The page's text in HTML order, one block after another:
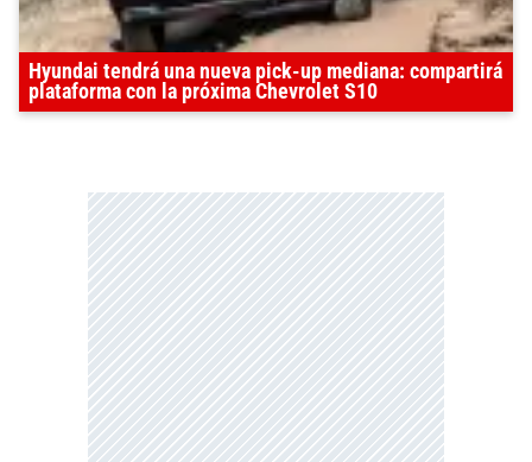
Hyundai tendrá una nueva pick-up mediana: compartirá
plataforma con la próxima Chevrolet S10